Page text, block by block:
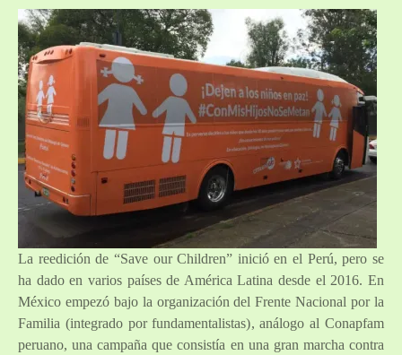
La reedición de “Save our Children” inició en el Perú, pero se
ha dado en varios países de América Latina desde el 2016. En
México empezó bajo la organización del Frente Nacional por la
Familia (integrado por fundamentalistas), análogo al Conapfam
peruano, una campaña que consistía en una gran marcha contra